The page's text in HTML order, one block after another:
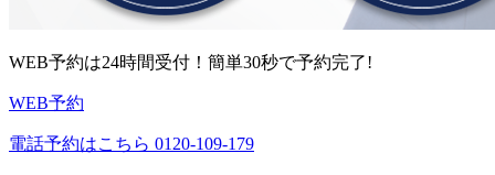
WEB予約は24時間受付！簡単30秒で予約完了!
WEB予約
電話予約はこちら 0120-109-179